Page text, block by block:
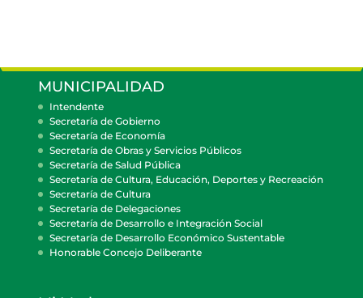
MUNICIPALIDAD
Intendente
Secretaría de Gobierno
Secretaría de Economía
Secretaría de Obras y Servicios Públicos
Secretaría de Salud Pública
Secretaría de Cultura, Educación, Deportes y Recreación
Secretaría de Cultura
Secretaría de Delegaciones
Secretaría de Desarrollo e Integración Social
Secretaría de Desarrollo Económico Sustentable
Honorable Concejo Deliberante